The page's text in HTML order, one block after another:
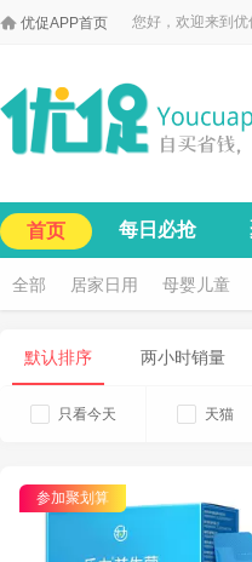
 优促APP首页 您好，欢迎来到优
首页 每日必抢
全部 居家日用 母婴儿童
默认排序 两小时销量
只看今天 天猫
参加聚划算